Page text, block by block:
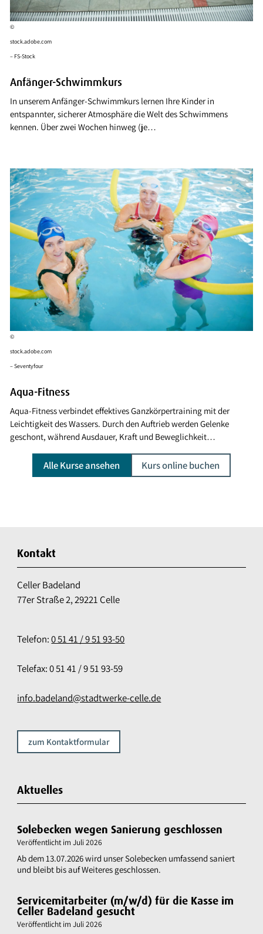
©
stock.adobe.com
– FS-Stock
Anfänger-Schwimmkurs
In unserem Anfänger-Schwimmkurs lernen Ihre Kinder in
entspannter, sicherer Atmosphäre die Welt des Schwimmens
kennen. Über zwei Wochen hinweg (je…
©
stock.adobe.com
– Seventyfour
Aqua-Fitness
Aqua-Fitness verbindet effektives Ganzkörpertraining mit der
Leichtigkeit des Wassers. Durch den Auftrieb werden Gelenke
geschont, während Ausdauer, Kraft und Beweglichkeit…
Alle Kurse ansehen Kurs online buchen
Kontakt
Celler Badeland
77er Straße 2, 29221 Celle
Telefon:0 51 41 / 9 51 93-50
Telefax: 0 51 41 / 9 51 93-59
info.badeland@stadtwerke-celle.de
zum Kontaktformular
Aktuelles
Solebecken wegen Sanierung geschlossen
Veröffentlicht imJuli 2026
Ab dem 13.07.2026 wird unser Solebecken umfassend saniert
und bleibt bis auf Weiteres geschlossen.
Servicemitarbeiter (m/w/d) für die Kasse im
Celler Badeland gesucht
Veröffentlicht imJuli 2026